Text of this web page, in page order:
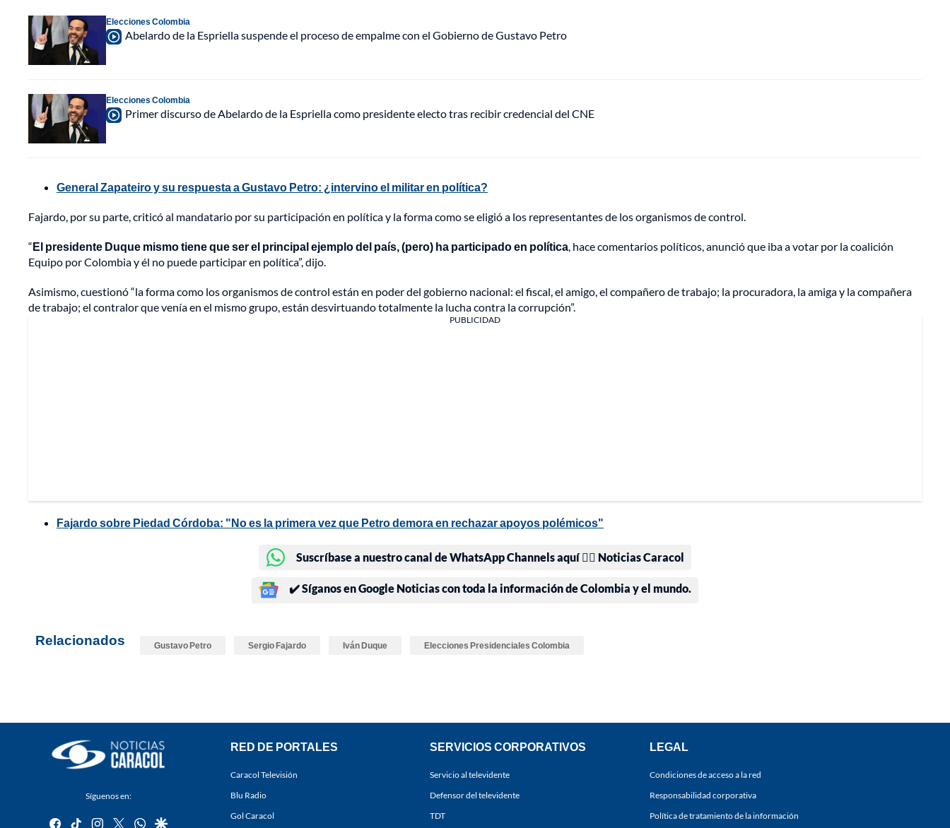
Elecciones Colombia
Abelardo de la Espriella suspende el proceso de empalme con el Gobierno de Gustavo Petro
Elecciones Colombia
Primer discurso de Abelardo de la Espriella como presidente electo tras recibir credencial del CNE
General Zapateiro y su respuesta a Gustavo Petro: ¿intervino el militar en política?
Fajardo, por su parte, criticó al mandatario por su participación en política y la forma como se eligió a los representantes de los organismos de control.
“El presidente Duque mismo tiene que ser el principal ejemplo del país, (pero) ha participado en política , hace comentarios políticos, anunció que iba a votar por la coalición
Equipo por Colombia y él no puede participar en política”, dijo.
Asimismo, cuestionó “la forma como los organismos de control están en poder del gobierno nacional: el fiscal, el amigo, el compañero de trabajo; la procuradora, la amiga y la compañera
de trabajo; el contralor que venía en el mismo grupo, están desvirtuando totalmente la lucha contra la corrupción”.
PUBLICIDAD
Fajardo sobre Piedad Córdoba: "No es la primera vez que Petro demora en rechazar apoyos polémicos"
Suscríbase a nuestro canal de WhatsApp Channels aquí 👉🏻 Noticias Caracol
✔️ Síganos en Google Noticias con toda la información de Colombia y el mundo.
Relacionados Gustavo Petro Sergio Fajardo Iván Duque Elecciones Presidenciales Colombia
Síguenos en:
facebook
tiktok instagram
twitterwhatsapp
google
RED DE PORTALES
Caracol Televisión
Blu Radio
Gol Caracol
SERVICIOS CORPORATIVOS
Servicio al televidente
Defensor del televidente
TDT
LEGAL
Condiciones de acceso a la red
Responsabilidad corporativa
Política de tratamiento de la información